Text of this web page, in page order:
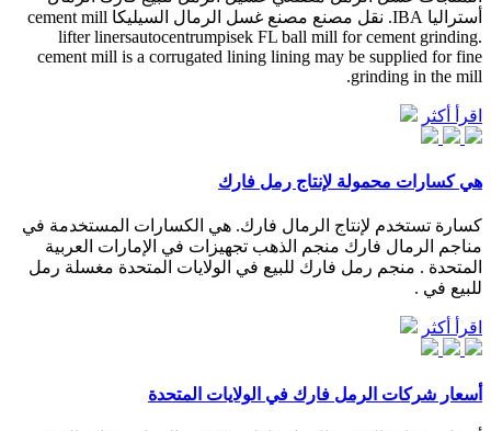
أستراليا IBA. نقل مصنع مصنع غسل الرمال السيليكا cement mill
lifter linersautocentrumpisek FL ball mill for cement grinding.
cement mill is a corrugated lining lining may be supplied for fine
grinding in the mill.
اقرأ أكثر
هي كسارات محمولة لإنتاج رمل فارك
كسارة تستخدم لإنتاج الرمال فارك. هي الكسارات المستخدمة في
مناجم الرمال فارك منجم الذهب تجهيزات في الإمارات العربية
المتحدة . منجم رمل فارك للبيع في الولايات المتحدة مغسلة رمل
للبيع في .
اقرأ أكثر
أسعار شركات الرمل فارك في الولايات المتحدة